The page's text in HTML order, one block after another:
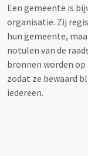
Een gemeente is
organisatie. Zij
hun gemeente,
notulen van de
bronnen worden
zodat ze bewaard
iedereen.